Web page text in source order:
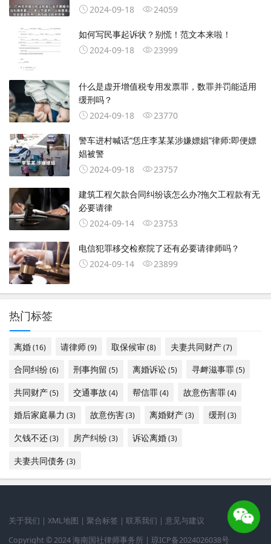
2024-09-18
24059
如何写民事起诉状？别慌！范文本来啦！
2024-09-18
23999
什么是虚开增值税专用发票罪，数罪并罚能适用
缓刑吗？
2024-09-18
23770
警车进村喊话“恁庄李某某涉嫌嫖娼”律师:即便嫖
娼被警
2024-09-18
23757
建筑工程欠款合同纠纷该怎么办?拖欠工程款有无
必要请律
2024-09-14
23753
电信犯罪移交检察院了还有必要请律师吗？
2024-09-14
23899
热门标签
离婚(16) 请律师(9) 取保候审(8) 夫妻共同财产(7)
合同纠纷(6) 刑事拘留 (5) 离婚诉讼(5) 寻衅滋事罪(5)
共同财产(5) 交通事故 (4) 帮信罪(4) 故意伤害罪(4)
婚后家庭暴力 (3) 故意伤害(3) 离婚财产(3) 缓刑 (3)
欠钱不还(3) 房产纠纷(3) 诉讼离婚(3)
夫妻共同债务 (3)
关于我们 | XML地图 | 聚合标签 | 联系我们 | 意见与建议
Copyright © 2024 海南国社律师事务所 | 琼ICP备2024026038号